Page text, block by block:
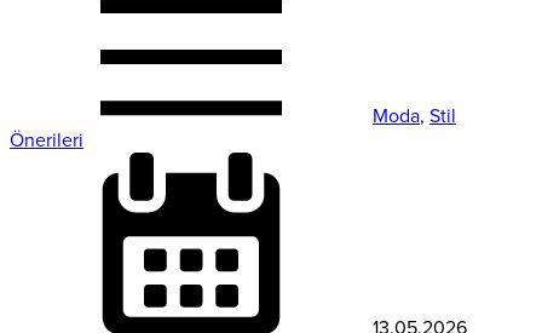
Moda, Stil
Önerileri
13.05.2026